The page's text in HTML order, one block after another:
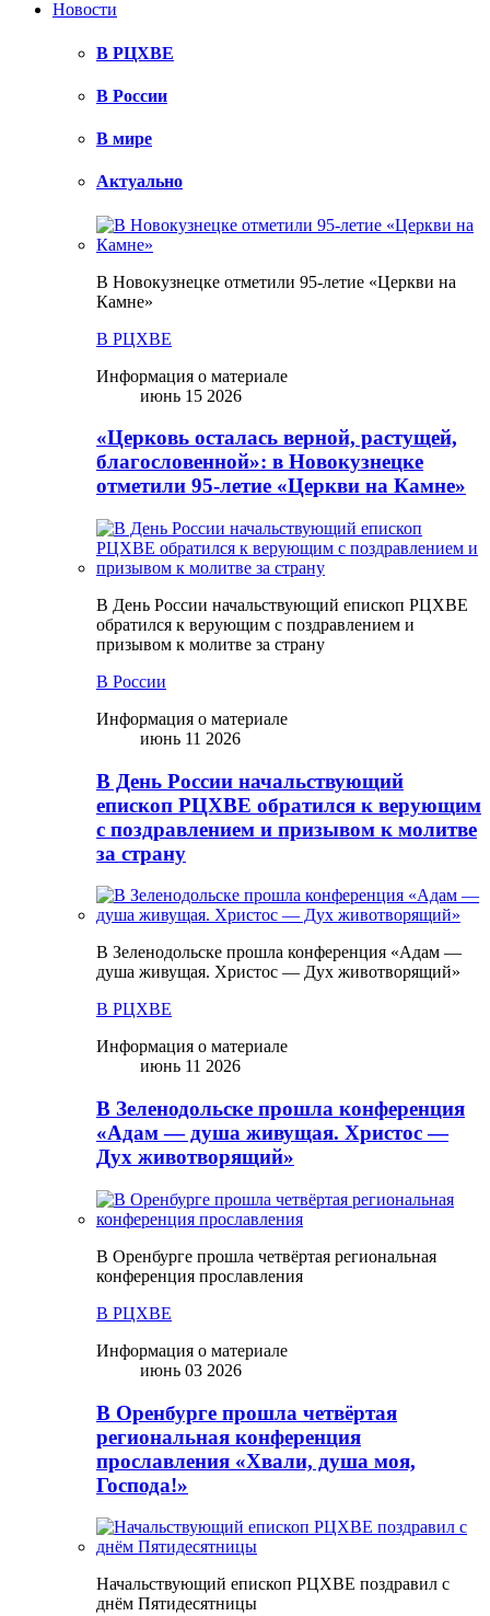
Новости
В РЦХВЕ
В России
В мире
Актуально
В Новокузнецке отметили 95-летие «Церкви на
Камне»
В РЦХВЕ
Информация о материале
июнь 15 2026
«Церковь осталась верной, растущей,
благословенной»: в Новокузнецке
отметили 95-летие «Церкви на Камне»
В День России начальствующий епископ РЦХВЕ
обратился к верующим с поздравлением и
призывом к молитве за страну
В России
Информация о материале
июнь 11 2026
В День России начальствующий
епископ РЦХВЕ обратился к верующим
с поздравлением и призывом к молитве
за страну
В Зеленодольске прошла конференция «Адам —
душа живущая. Христос — Дух животворящий»
В РЦХВЕ
Информация о материале
июнь 11 2026
В Зеленодольске прошла конференция
«Адам — душа живущая. Христос —
Дух животворящий»
В Оренбурге прошла четвёртая региональная
конференция прославления
В РЦХВЕ
Информация о материале
июнь 03 2026
В Оренбурге прошла четвёртая
региональная конференция
прославления «Хвали, душа моя,
Господа!»
Начальствующий епископ РЦХВЕ поздравил с
днём Пятидесятницы